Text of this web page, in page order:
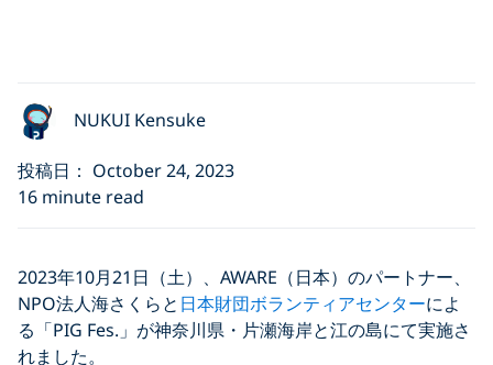
NUKUI Kensuke
投稿日： October 24, 2023
16 minute read
2023年10月21日（土）、AWARE（日本）のパートナー、
NPO法人海さくらと 日本財団ボランティアセンターによ
る「PIG Fes.」が神奈川県・片瀬海岸と江の島にて実施さ
れました。